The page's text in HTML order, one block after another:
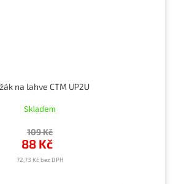
na lahve CTM UP2U
Skladem
72,73 Kč bez DPH
88 Kč
109 Kč